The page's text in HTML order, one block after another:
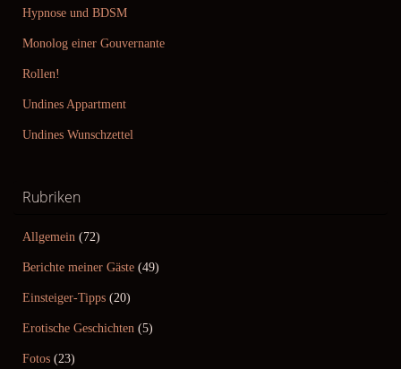
Hypnose und BDSM
Monolog einer Gouvernante
Rollen!
Undines Appartment
Undines Wunschzettel
Rubriken
Allgemein (72)
Berichte meiner Gäste (49)
Einsteiger-Tipps (20)
Erotische Geschichten (5)
Fotos (23)